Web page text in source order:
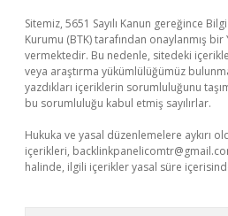
Sitemiz, 5651 Sayılı Kanun gereğince
Kurumu (BTK) tarafından onaylanmış bir
vermektedir. Bu nedenle, sitedeki
veya araştırma yükümlülüğümüz
yazdıkları içeriklerin sorumluluğunu
bu sorumluluğu kabul etmiş sayılırlar.
Hukuka ve yasal düzenlemelere aykırı
içerikleri,
halinde, ilgili içerikler yasal süre